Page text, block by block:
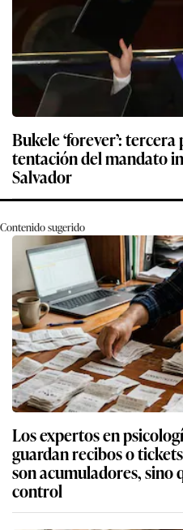
Bukele ‘forever’:
tentación del mandato
Salvador
Contenido sugerido
Los expertos en
guardan recibos o
son acumuladores, sino
control